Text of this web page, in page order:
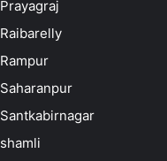
Prayagraj
Raibarelly
Rampur
Saharanpur
Santkabirnagar
shamli